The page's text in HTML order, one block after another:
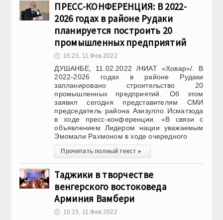
ПРЕСС-КОНФЕРЕНЦИЯ: В 2022-
2026 годах в районе Рудаки
планируется построить 20
промышленных предприятий
🕔 16:23, 11.Фев 2022
ДУШАНБЕ, 11.02.2022 /НИАТ «Ховар»/. В
2022-2026 годах в районе Рудаки
запланировано строительство 20
промышленных предприятий. Об этом
заявил сегодня представителям СМИ
председатель района Азизулло Исматзода
в ходе пресс-конференции. «В связи с
объявлением Лидером нации уважаемым
Эмомали Рахмоном в ходе очередного
Прочитать полный текст ▸
Таджики в творчестве
венгерского востоковеда
Арминия Вамбери
🕔 16:15, 11.Фев 2022